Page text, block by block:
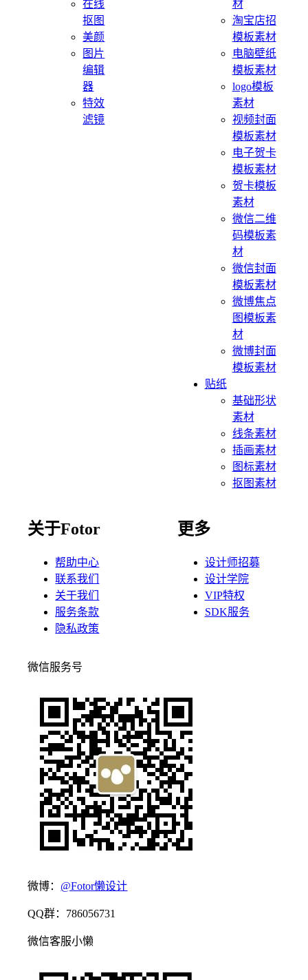
在线
抠图
美颜
图片
编辑
器
特效
滤镜
材
淘宝店招
模板素材
电脑壁纸
模板素材
logo模板
素材
视频封面
模板素材
电子贺卡
模板素材
贺卡模板
素材
微信二维
码模板素
材
微信封面
模板素材
微博焦点
图模板素
材
微博封面
模板素材
贴纸
基础形状
素材
线条素材
插画素材
图标素材
抠图素材
关于Fotor
帮助中心
联系我们
关于我们
服务条款
隐私政策
更多
设计师招募
设计学院
VIP特权
SDK服务
微信服务号
微博： @Fotor懒设计
QQ群：786056731
微信客服小懒